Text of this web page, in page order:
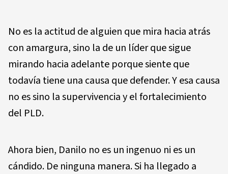
No es la actitud de alguien que mira hacia atrás
con amargura, sino la de un líder que sigue
mirando hacia adelante porque siente que
todavía tiene una causa que defender. Y esa causa
no es sino la supervivencia y el fortalecimiento
del PLD.
Ahora bien, Danilo no es un ingenuo ni es un
cándido. De ninguna manera. Si ha llegado a